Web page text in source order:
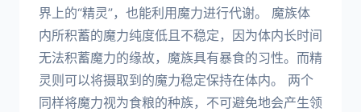
界上的“精灵”，也能利用魔力进行代谢。 魔族体
内所积蓄的魔力纯度低且不稳定，因为体内长时间
无法积蓄魔力的缘故，魔族具有暴食的习性。而精
灵则可以将摄取到的魔力稳定保持在体内。 两个
同样将魔力视为食粮的种族，不可避免地会产生领